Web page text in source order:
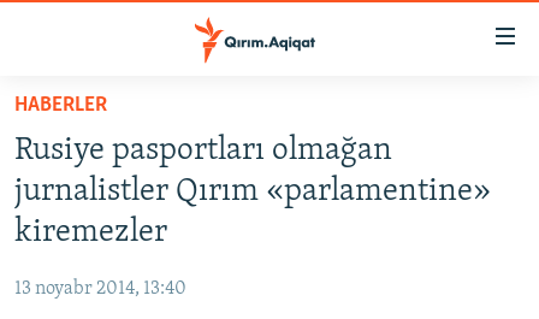
Esas
qaytmaq
Baş
navigatsiyağa
qaytmaq
Qıdıruvğa
qaytmaq
SİYASET
İQTİSADİYAT
MEDENİYET
HABERLER
Rusiye pasportları olmağan
jurnalistler Qırım «parlamentine»
kiremezler
13 noyabr 2014, 13:40